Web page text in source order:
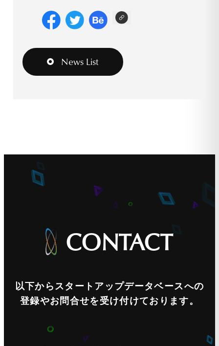
2024
2023News List
CONTACT
以下からスタートアップデータベースへの
登録やお問合せを受け付けております。